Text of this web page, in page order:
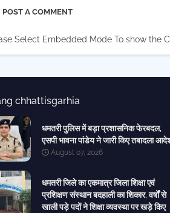
POST A COMMENT
Select Embedded Mode To show the
chhattisgarhia
धमतरी पुलिस में बड़ा प्रशासनिक फेरबदल,
एसपी भावना पांडेय ने जारी किए तबादला
August 07, 2026
धमतरी जिले का एकमात्र जिला शिक्षा एवं
प्रशिक्षण संस्थान बदहाली का शिकार, वर्षों से
खाली पड़े पदों ने शिक्षा व्यवस्था पर खड़े किए